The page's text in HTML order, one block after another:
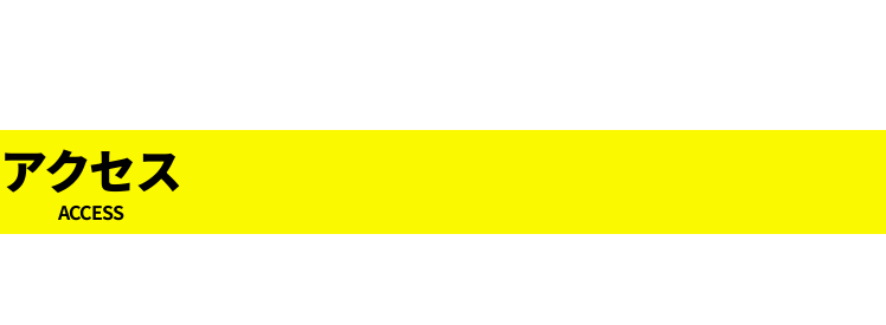
アクセス
ACCESS